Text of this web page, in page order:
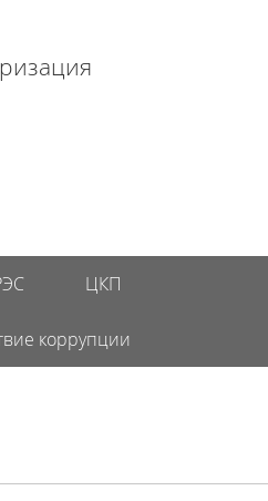
ЦКП
коррупции